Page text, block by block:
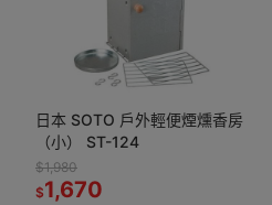
日本 SOTO 戶外輕便煙燻香房
（小） ST-124
$1,980
$1,670